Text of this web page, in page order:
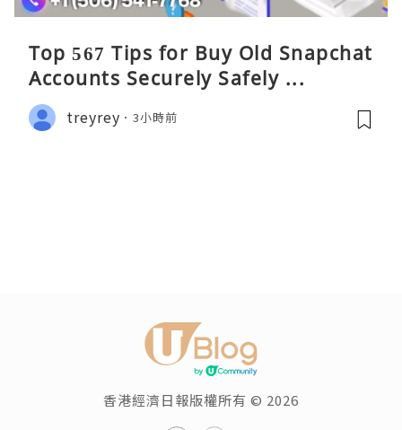
Top 567 Tips for Buy Old Snapchat
Accounts Securely Safely ...
treyrey 3小時前
香港經濟日報版權所有 © 2026